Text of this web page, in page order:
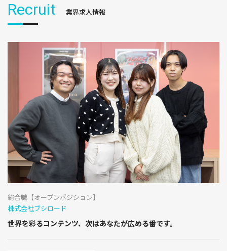
Recruit 業界求人情報
総合職【オープンポジション】
株式会社ブシロード
世界を彩るコンテンツ、次はあなたが広める番です。